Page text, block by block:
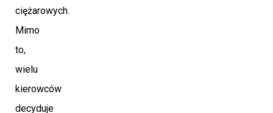
ciężarowych.
Mimo
to,
wielu
kierowców
decyduje